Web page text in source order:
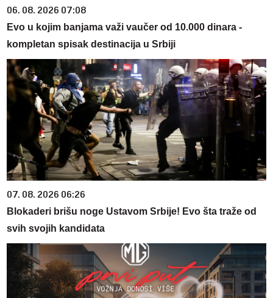
06. 08. 2026 07:08
Evo u kojim banjama važi vaučer od 10.000 dinara -
kompletan spisak destinacija u Srbiji
07. 08. 2026 06:26
Blokaderi brišu noge Ustavom Srbije! Evo šta traže od
svih svojih kandidata